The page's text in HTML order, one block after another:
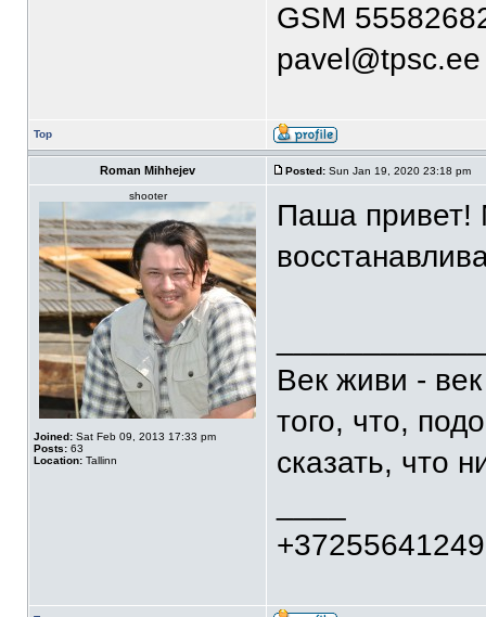
GSM
pavel@tpsc.ee
Top
Roman Mihhejev Posted: Sun Jan 19, 2020 23:18 pm
shooter
Joined: Sat Feb 09, 2013 17:33 pm
Posts: 63
Location: Tallinn
Паша привет!
Век живи -
того, что,
сказать, что
+37255641249